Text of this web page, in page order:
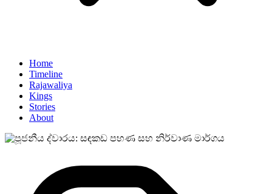
Home
Timeline
Rajawaliya
Kings
Stories
About